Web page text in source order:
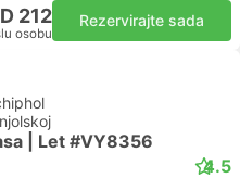
212
osobu
Rezervirajte sada
| Let #VY8356
4.5